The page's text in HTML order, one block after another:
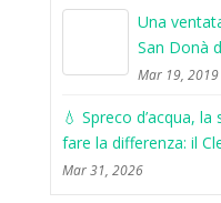
Una
San Donà
Mar 19, 2019
💧 Spreco d’acqua,
fare la differenza: il
Mar 31, 2026